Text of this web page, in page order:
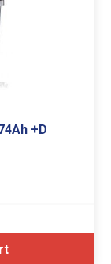
+D